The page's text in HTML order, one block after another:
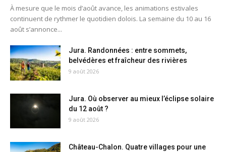
À mesure que le mois d’août avance, les animations estivales
continuent de rythmer le quotidien dolois. La semaine du 10 au 16
août s’annonce...
Jura. Randonnées : entre sommets,
belvédères et fraîcheur des rivières
9 août 2026
Jura. Où observer au mieux l’éclipse solaire
du 12 août ?
9 août 2026
Château-Chalon. Quatre villages pour une